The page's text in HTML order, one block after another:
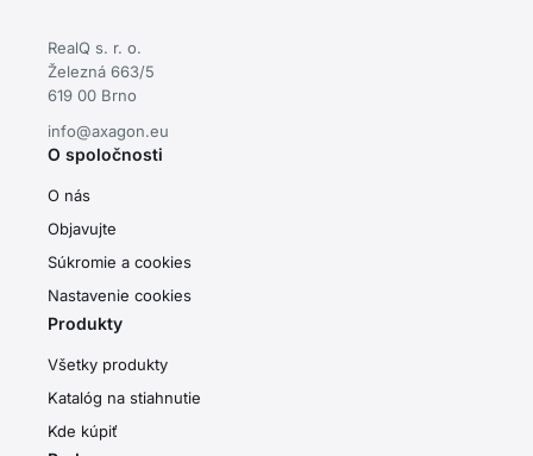
RealQ s. r. o.
Železná 663/5
619 00 Brno
info@axagon.eu
O spoločnosti
O nás
Objavujte
Súkromie a cookies
Nastavenie cookies
Produkty
Všetky produkty
Katalóg na stiahnutie
Kde kúpiť